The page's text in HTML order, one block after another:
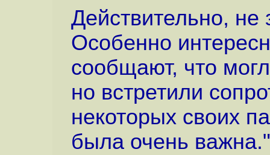
Действительно, не
Особенно
сообщают, что
но встретили
некоторых своих
была очень важна."